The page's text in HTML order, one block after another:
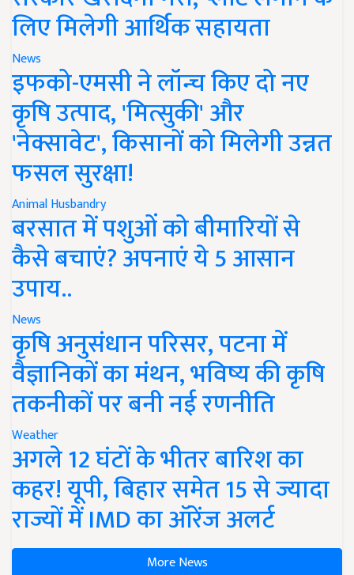
लिए मिलेगी आर्थिक सहायता
News
इफको-एमसी ने लॉन्च किए दो नए
कृषि उत्पाद, 'मित्सुकी' और
'नेक्सावेट', किसानों को मिलेगी उन्नत
फसल सुरक्षा!
Animal Husbandry
बरसात में पशुओं को बीमारियों से
कैसे बचाएं? अपनाएं ये 5 आसान
उपाय..
News
कृषि अनुसंधान परिसर, पटना में
वैज्ञानिकों का मंथन, भविष्य की कृषि
तकनीकों पर बनी नई रणनीति
Weather
अगले 12 घंटों के भीतर बारिश का
कहर! यूपी, बिहार समेत 15 से ज्यादा
राज्यों में IMD का ऑरेंज अलर्ट
More News